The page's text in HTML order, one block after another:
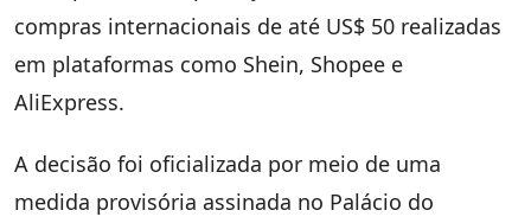
compras internacionais de até US$ 50 realizadas
em plataformas como Shein, Shopee e
AliExpress.
A decisão foi oficializada por meio de uma
medida provisória assinada no Palácio do